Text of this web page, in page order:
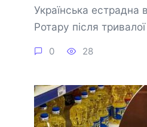
Українська естрадна
Ротару після тривалої
0 28